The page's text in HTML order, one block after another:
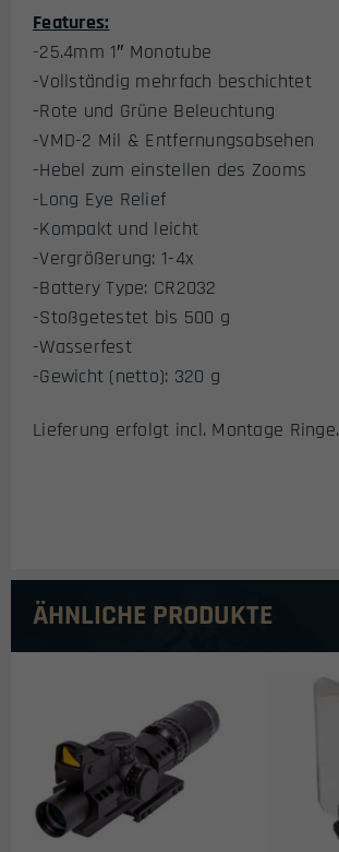
Features:
-25.4mm 1″ Monotube
-Vollständig mehrfach beschichtet
-Rote und Grüne Beleuchtung
-VMD-2 Mil & Entfernungsabsehen
-Hebel zum einstellen des Zooms
-Long Eye Relief
-Kompakt und leicht
-Vergrößerung: 1-4x
-Battery Type: CR2032
-Stoßgetestet bis 500 g
-Wasserfest
-Gewicht (netto): 320 g
Lieferung erfolgt incl. Montage Ringe.
ÄHNLICHE PRODUKTE